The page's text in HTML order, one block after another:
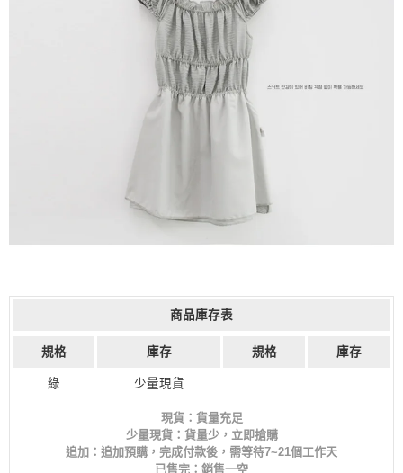
商品庫存表
規格 庫存 規格 庫存
綠 少量現貨
現貨：貨量充足
少量現貨：貨量少，立即搶購
追加：追加預購，完成付款後，需等待7~21個工作天
已售完：銷售一空